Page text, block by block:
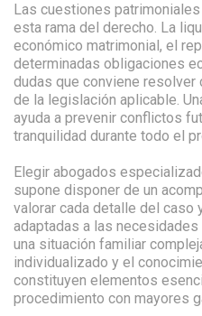
Las cuestiones
esta rama del derecho. La
económico matrimonial, el
determinadas obligaciones
dudas que conviene
de la legislación aplicable.
ayuda a prevenir conflictos
tranquilidad durante todo el
Elegir abogados
supone disponer de un
valorar cada detalle del caso
adaptadas a las
una situación familiar
individualizado y el
constituyen elementos
procedimiento con mayores